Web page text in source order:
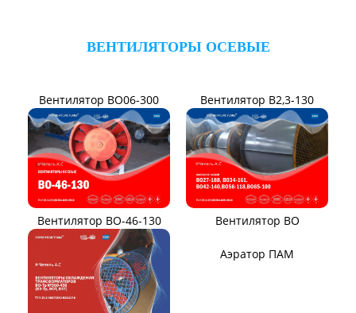
Вентиляторы для АЭС Виброизоляторы ВРВ
Виброизоляторы ДО
ВЕНТИЛЯТОРЫ ПЫЛЕВЫЕ
Вентилятор ВЦП 5-45 Вентилятор ВЦП 6-46
Вентилятор ВЦП